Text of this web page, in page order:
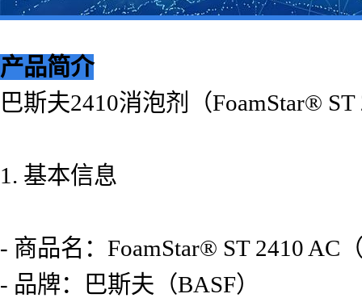
产品简介
巴斯夫2410消泡剂（FoamStar®
1. 基本信息
- 商品名：FoamStar® ST 2410
- 品牌：巴斯夫（BASF）